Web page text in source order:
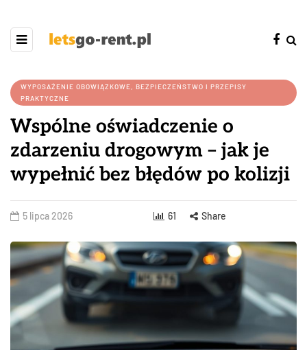
WYPOSAŻENIE OBOWIĄZKOWE, BEZPIECZEŃSTWO I PRZEPISY
PRAKTYCZNE
Wspólne oświadczenie o
zdarzeniu drogowym – jak je
wypełnić bez błędów po kolizji
5 lipca 2026 61 Share